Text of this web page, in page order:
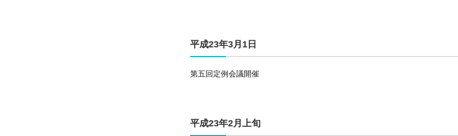
平成23年3月1日
第五回定例会議開催
平成23年2月上旬